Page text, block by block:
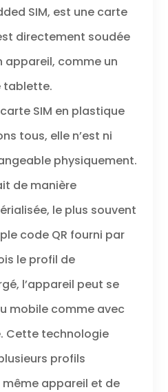
SIM, est une carte
directement soudée
appareil, comme un
tablette.
SIM en plastique
tous, elle n’est ni
physiquement.
de manière
le plus souvent
code QR fourni par
le profil de
l’appareil peut se
mobile comme avec
Cette technologie
profils
même appareil et de